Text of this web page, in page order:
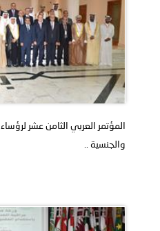
المؤتمر العربي الثامن عشر
والجنسية ..